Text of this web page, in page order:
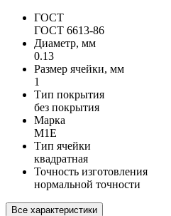
ГОСТ
ГОСТ 6613-86
Диаметр, мм
0.13
Размер ячейки, мм
1
Тип покрытия
без покрытия
Марка
М1Е
Тип ячейки
квадратная
Точность изготовления
нормальной точности
Все характеристики